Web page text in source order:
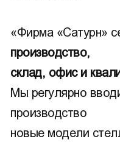
«Фирма «Сатурн»
производство,
склад, офис и
Мы регулярно
производство
новые модели